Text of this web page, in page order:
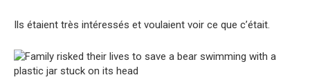
Ils étaient très intéressés et voulaient voir ce que c’était.